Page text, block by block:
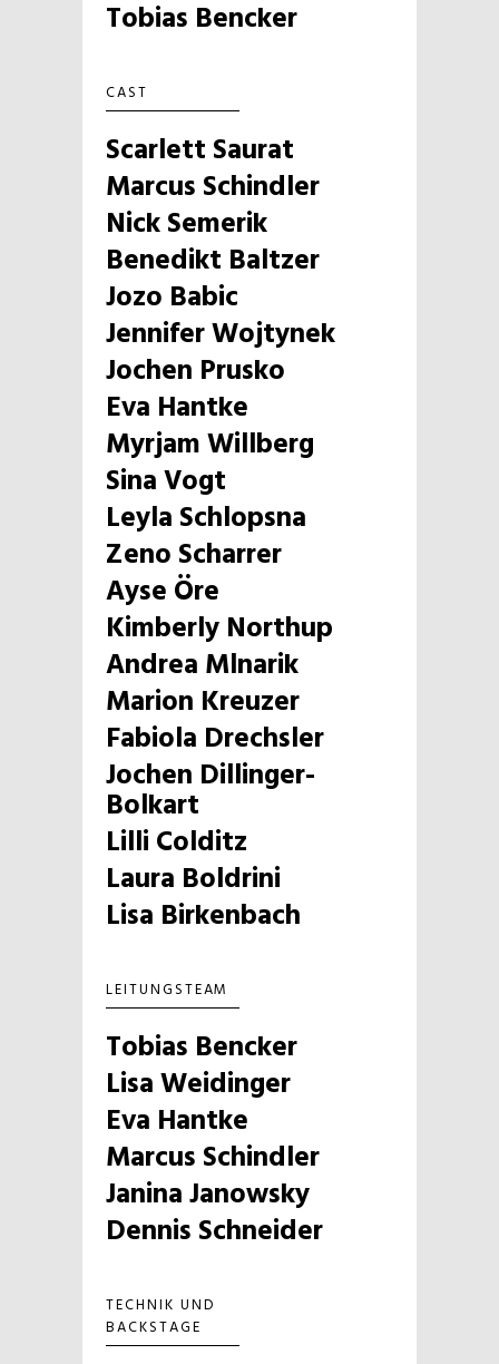
Tobias Bencker
CAST
Scarlett Saurat
Marcus Schindler
Nick Semerik
Benedikt Baltzer
Jozo Babic
Jennifer Wojtynek
Jochen Prusko
Eva Hantke
Myrjam Willberg
Sina Vogt
Leyla Schlopsna
Zeno Scharrer
Ayse Öre
Kimberly Northup
Andrea Mlnarik
Marion Kreuzer
Fabiola Drechsler
Jochen Dillinger-
Bolkart
Lilli Colditz
Laura Boldrini
Lisa Birkenbach
LEITUNGSTEAM
Tobias Bencker
Lisa Weidinger
Eva Hantke
Marcus Schindler
Janina Janowsky
Dennis Schneider
TECHNIK UND
BACKSTAGE